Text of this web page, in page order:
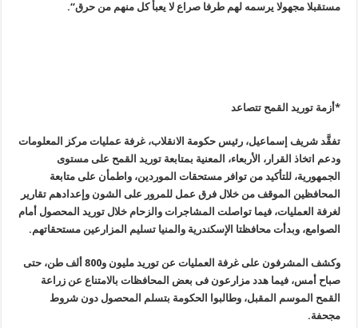
مستقبلا مجهولا يرسمه لهم طرفا صراع لا يعبأ كل منهم من حرق“.
*أزمة توريد القمح تتصاعد
تفقَّد شريف إسماعيل، رئيس حكومة الانقلاب، غرفة عمليات مركز المعلومات
ودعم اتخاذ القرار، الأربعاء، المعنية بمتابعة توريد القمح على مستوى
الجمهورية، للتأكيد من توافر مستحقات الموردين، واطمأن على متابعة
المحافظين الموقف من خلال فرق عمل للمرور على الشون وإعدادهم تقارير
لغرفة العمليات، فيما تواصلت المشاجرات والزحام خلال توريد المحصول أمام
الصوامع، وبدأت محافظتا الإسكندرية والمنيا تسليم المزارعين مستحقاتهم.
وكشف المشرفون على غرفة العمليات عن توريد مليون و800 ألف طن، حتى
صباح أمس، فيما هدد مزارعون فى بعض المحافظات بالامتناع عن زراعة
القمح الموسم المقبل، وطالبوا الحكومة بتسلم المحصول دون شروط
مجحفة.